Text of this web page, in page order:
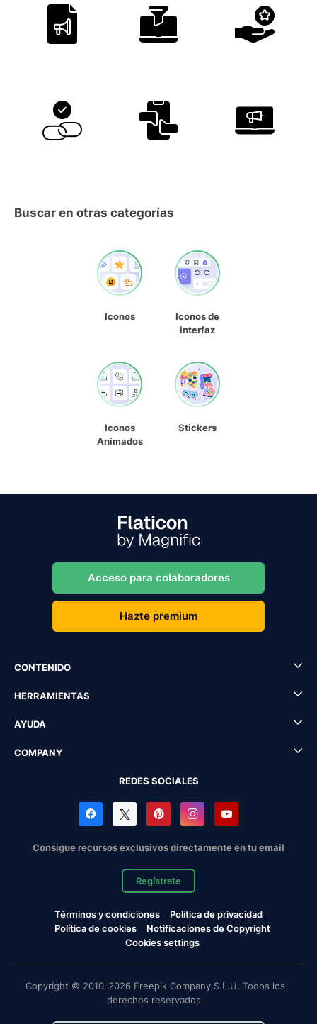
Buscar en otras categorías
Iconos
Iconos de
interfaz
Iconos
Animados
Stickers
Acceso para colaboradores
Hazte premium
CONTENIDO
HERRAMIENTAS
AYUDA
COMPANY
REDES SOCIALES
Consigue recursos exclusivos directamente en tu email
Regístrate
Términos y condiciones
Política de privacidad
Política de cookies
Notificaciones de Copyright
Cookies settings
Copyright © 2010-2026 Freepik Company S.L.U. Todos los
derechos reservados.